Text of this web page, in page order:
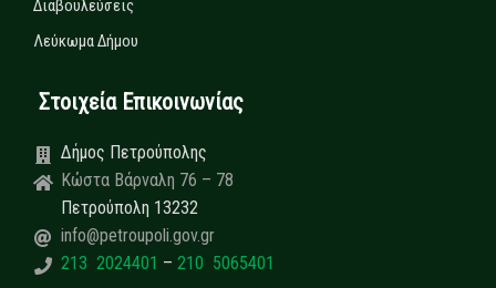
Διαβουλεύσεις
Λεύκωμα Δήμου
Στοιχεία Επικοινωνίας
Δήμος Πετρούπολης
Κώστα Βάρναλη 76 – 78
Πετρούπολη 13232
info@petroupoli.gov.gr
213 2024401 – 210 5065401